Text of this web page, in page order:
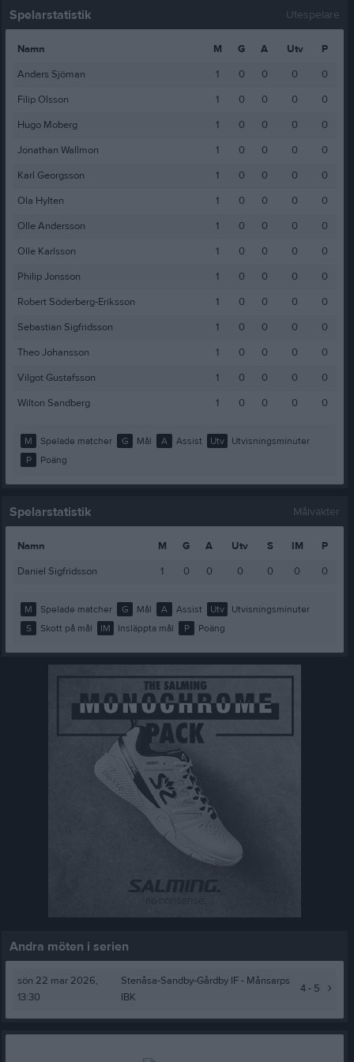
Spelarstatistik Utespelare
Namn M G A Utv
P
Anders Sjöman
1 0 0 0
0
Filip Olsson
1 0 0 0
0
Hugo Moberg
1 0 0 0
0
Jonathan Wallmon
1 0 0 0
0
Karl Georgsson
1 0 0 0
0
Ola Hylten
1 0 0 0
0
Olle Andersson
1 0 0 0
0
Olle Karlsson
1 0 0 0
0
Philip Jonsson
1 0 0 0
0
Robert Söderberg-Eriksson
1 0 0 0
0
Sebastian Sigfridsson
1 0 0 0
0
Theo Johansson
1 0 0 0
0
Vilgot Gustafsson
1 0 0 0
0
Wilton Sandberg
1 0 0 0 0
M Spelade matcher G Mål A Assist Utv
Utvisningsminuter
P
Poäng
Spelarstatistik Målvakter
Namn M G A Utv S IM
P
Daniel Sigfridsson
1 0 0 0 0 0 0
M Spelade matcher G Mål A Assist Utv
Utvisningsminuter
S
Skott på mål IM Insläppta mål P Poäng
Andra möten i serien
sön 22 mar 2026,
13:30
Stenåsa-Sandby-Gårdby IF - Månsarps
IBK
4 - 5